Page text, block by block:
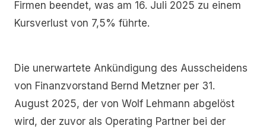
Firmen beendet, was am 16. Juli 2025 zu einem
Kursverlust von 7,5% führte.
Die unerwartete Ankündigung des Ausscheidens
von Finanzvorstand Bernd Metzner per 31.
August 2025, der von Wolf Lehmann abgelöst
wird, der zuvor als Operating Partner bei der